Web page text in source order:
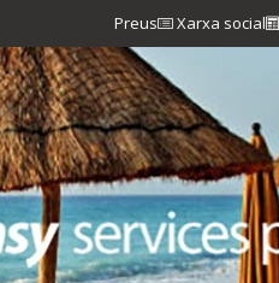
Preus Xarxa social